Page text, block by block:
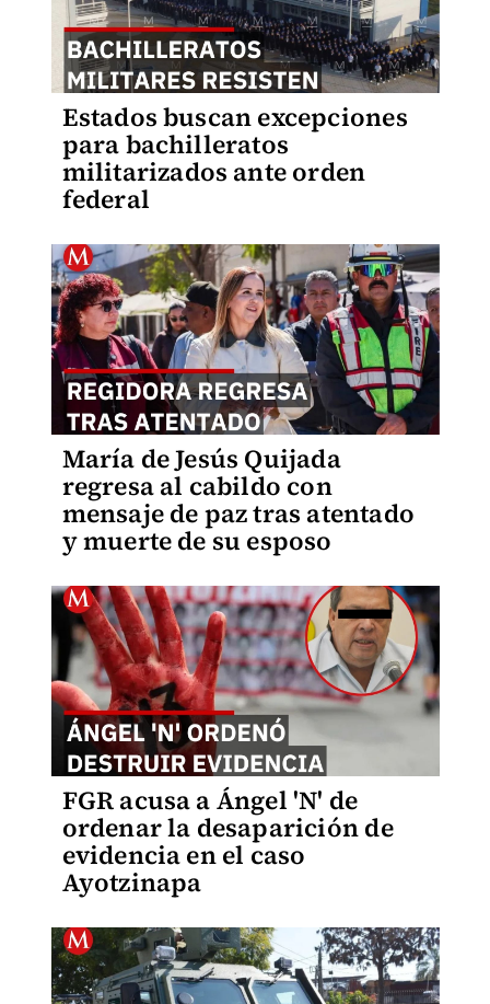
Estados buscan excepciones
para bachilleratos
militarizados ante orden
federal
María de Jesús Quijada
regresa al cabildo con
mensaje de paz tras atentado
y muerte de su esposo
FGR acusa a Ángel 'N' de
ordenar la desaparición de
evidencia en el caso
Ayotzinapa